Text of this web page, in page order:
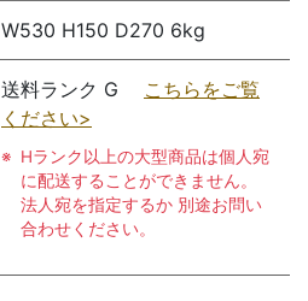
W530 H150 D270 6kg
送料ランク G こちらをご覧
ください>
Hランク以上の大型商品は個人宛
に配送することができません。
法人宛を指定するか 別途お問い
合わせください。